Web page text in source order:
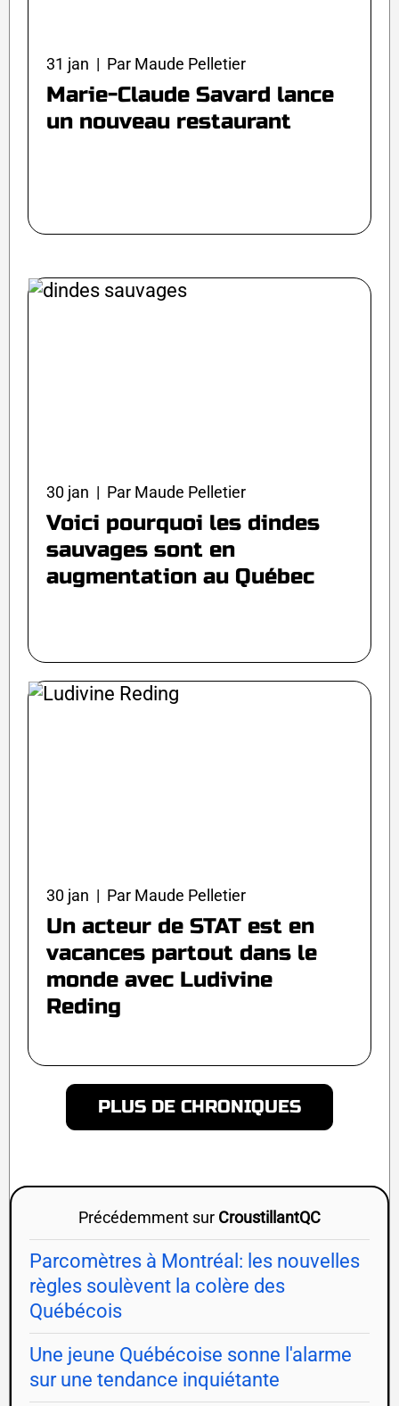
31 jan | Par Maude Pelletier
Marie-Claude Savard lance
un nouveau restaurant
30 jan | Par Maude Pelletier
Voici pourquoi les dindes
sauvages sont en
augmentation au Québec
30 jan | Par Maude Pelletier
Un acteur de STAT est en
vacances partout dans le
monde avec Ludivine
Reding
PLUS DE CHRONIQUES
Précédemment sur CroustillantQC
Parcomètres à Montréal: les nouvelles
règles soulèvent la colère des
Québécois
Une jeune Québécoise sonne l'alarme
sur une tendance inquiétante